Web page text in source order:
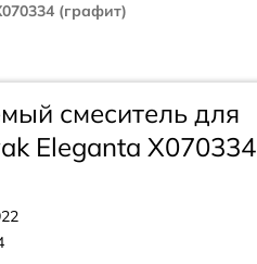
(графит)
смеситель для
Eleganta X070334